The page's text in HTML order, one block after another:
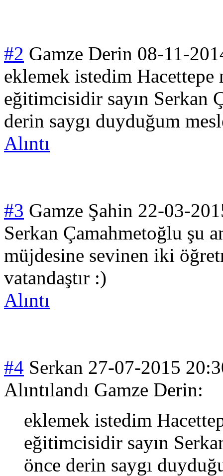
#2 Gamze Derin 08-11-
eklemek istedim
eğitimcisidir sayın Serkan
derin saygı duyduğum
Alıntı
#3 Gamze Şahin 22-03-
Serkan Çamahmetoğlu şu
müjdesine sevinen iki
vatandaştır :)
Alıntı
#4 Serkan 27-07-2015
Alıntılandı Gamze Derin:
eklemek istedim
eğitimcisidir sayın
önce derin saygı